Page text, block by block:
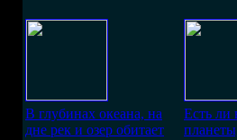
В глубинах океана, на
дне рек и озер обитает
Есть ли